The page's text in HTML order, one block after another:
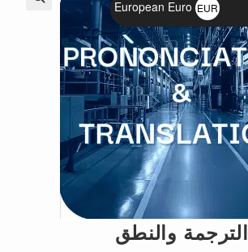
الترجمة والنطق
EUR
€